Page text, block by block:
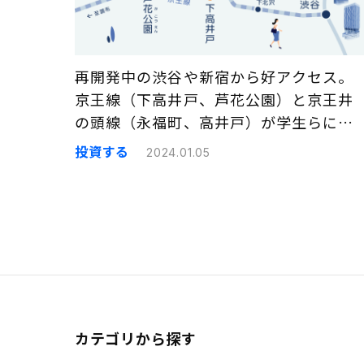
再開発中の渋谷や新宿から好アクセス。
京王線（下高井戸、芦花公園）と京王井
の頭線（永福町、高井戸）が学生らに人
気の理由｜まちの住みやすさ発見
投資する 2024.01.05
カテゴリから探す